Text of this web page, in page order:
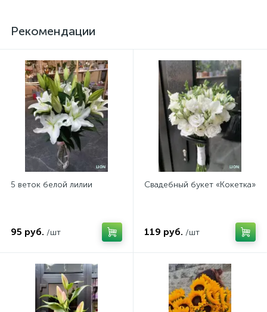
Рекомендации
5 веток белой лилии
95 руб. /шт
Свадебный букет «Кокетка»
119 руб. /шт